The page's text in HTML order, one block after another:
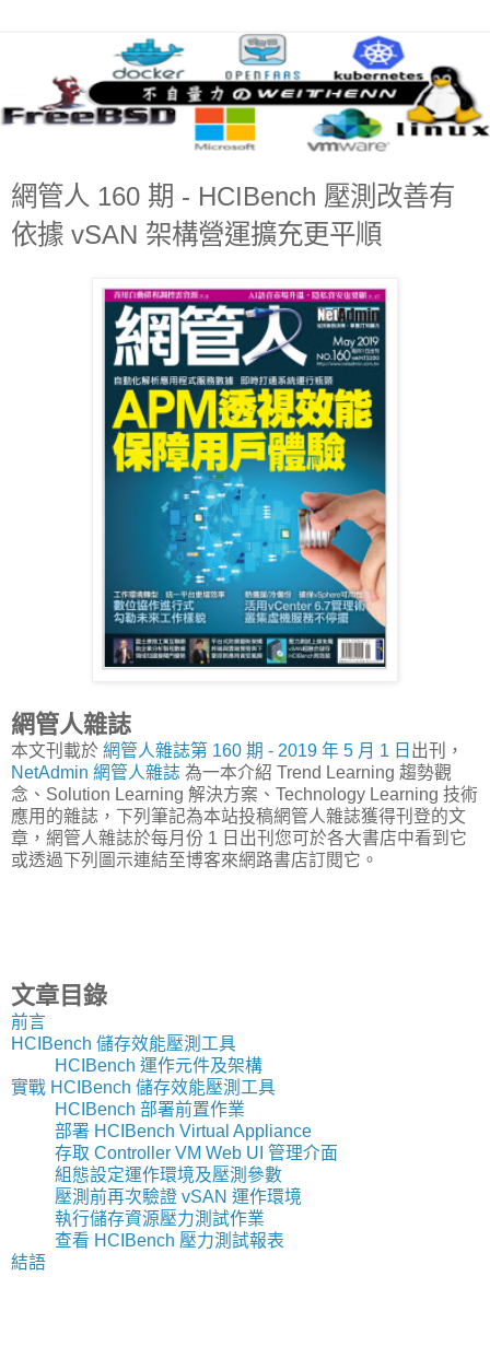
網管人 160 期 - HCIBench 壓測改善有
依據 vSAN 架構營運擴充更平順
網管人雜誌
本文刊載於 網管人雜誌第 160 期 - 2019 年 5 月 1 日 出刊，
NetAdmin 網管人雜誌 為一本介紹 Trend Learning 趨勢觀
念、Solution Learning 解決方案、Technology Learning 技術
應用的雜誌，下列筆記為本站投稿網管人雜誌獲得刊登的文
章，網管人雜誌於每月份 1 日出刊您可於各大書店中看到它
或透過下列圖示連結至博客來網路書店訂閱它。
文章目錄
前言
HCIBench 儲存效能壓測工具
HCIBench 運作元件及架構
實戰 HCIBench 儲存效能壓測工具
HCIBench 部署前置作業
部署 HCIBench Virtual Appliance
存取 Controller VM Web UI 管理介面
組態設定運作環境及壓測參數
壓測前再次驗證 vSAN 運作環境
執行儲存資源壓力測試作業
查看 HCIBench 壓力測試報表
結語